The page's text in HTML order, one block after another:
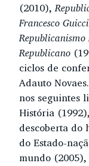
(2010),
Francesco
Republicanismo
Republicano
ciclos de
Adauto
nos seguintes
História
descoberta do
do Estado-
mundo